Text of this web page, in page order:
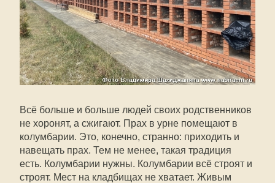
Всё больше и больше людей своих родственников
не хоронят, а сжигают. Прах в урне помещают в
колумбарии. Это, конечно, странно: приходить и
навещать прах. Тем не менее, такая традиция
есть. Колумбарии нужны. Колумбарии всё строят и
строят. Мест на кладбищах не хватает. Живым